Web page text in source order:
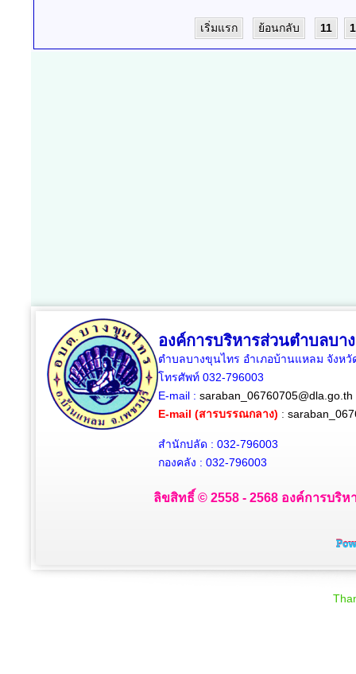
เริ่มแรก ย้อนกลับ 11
องค์การบริหารส่วนตำบลบา
ตำบลบางขุนไทร อำเภอบ้านแหลม จังหวั
โทรศัพท์ 032-796003
E-mail : saraban_06760705@dla.go.th
E-mail (สารบรรณกลาง) :
สำนักปลัด : 032-796003
กองคลัง : 032-796003
ลิขสิทธิ์ © 2558 - 2568 องค์การบริ